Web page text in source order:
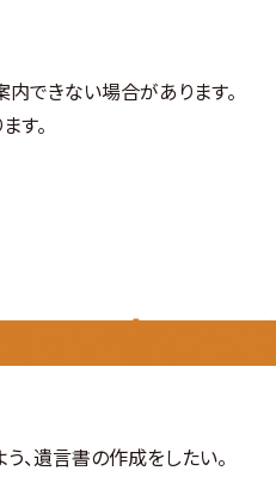
できない場合があります。
す。
、遺言書の作成をしたい。